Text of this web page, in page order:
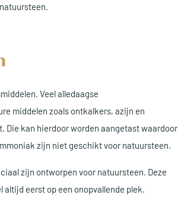
Veel alledaagse
middelen zoals ontkalkers, azijn en
Die kan hierdoor worden aangetast waardoor
zijn niet geschikt voor natuursteen.
zijn ontworpen voor natuursteen. Deze
eerst op een onopvallende plek.